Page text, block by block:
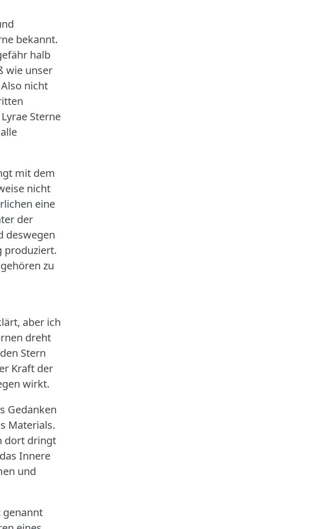
bekannt.
halb
wie unser
Also nicht
Lyrae Sterne
mit dem
nicht
eine
der
deswegen
produziert.
zu
aber ich
dreht
Stern
Kraft der
wirkt.
Gedanken
Materials.
dort dringt
Innere
und
genannt